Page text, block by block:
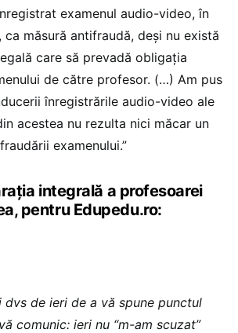
examenul audio-video, în
ca măsură antifraudă, deși nu există
care să prevadă obligația
de către profesor. (…) Am pus
înregistrările audio-video ale
acestea nu rezulta nici măcar un
examenului.”
integrală a profesoarei
pentru Edupedu.ro:
dvs de ieri de a vă spune punctul
comunic: ieri nu “m-am scuzat”